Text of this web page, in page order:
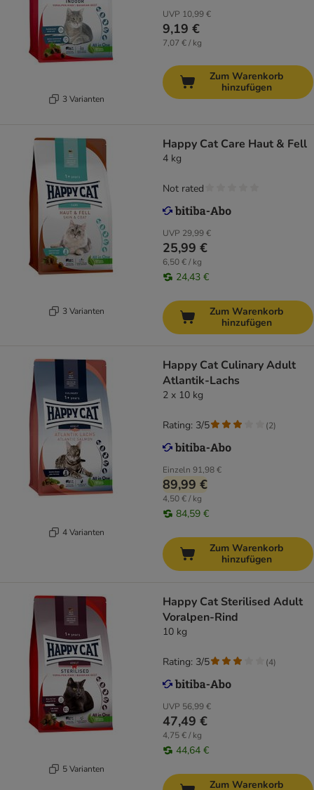
3 Varianten
UVP 10,99 €
9,19 €
7,07 € / kg
Zum Warenkorb
hinzufügen
3 Varianten
Happy Cat Care Haut & Fell
4 kg
UVP 29,99 €
25,99 €
6,50 € / kg
24,43 €
Not rated
Zum Warenkorb
hinzufügen
4 Varianten
Happy Cat Culinary Adult
Atlantik-Lachs
2 x 10 kg
Einzeln 91,98 €
89,99 €
4,50 € / kg
84,59 €
Rating: 3/5 (2)
Zum Warenkorb
hinzufügen
5 Varianten
Happy Cat Sterilised Adult
Voralpen-Rind
10 kg
UVP 56,99 €
47,49 €
4,75 € / kg
44,64 €
Rating: 3/5 (4)
Zum Warenkorb